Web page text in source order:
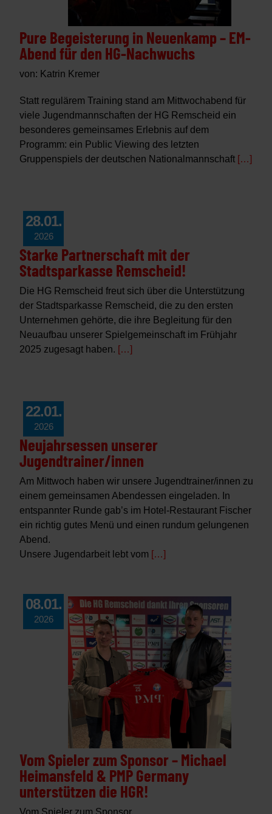
Pure Begeisterung in Neuenkamp – EM-
Abend für den HG-Nachwuchs
von: Katrin Kremer
Statt regulärem Training stand am Mittwochabend für
viele Jugendmannschaften der HG Remscheid ein
besonderes gemeinsames Erlebnis auf dem
Programm: ein Public Viewing des letzten
Gruppenspiels der deutschen Nationalmannschaft […]
28.01.
2026
Starke Partnerschaft mit der
Stadtsparkasse Remscheid!
Die HG Remscheid freut sich über die Unterstützung
der Stadtsparkasse Remscheid, die zu den ersten
Unternehmen gehörte, die ihre Begleitung für den
Neuaufbau unserer Spielgemeinschaft im Frühjahr
2025 zugesagt haben. […]
22.01.
2026
Neujahrsessen unserer
Jugendtrainer/innen
Am Mittwoch haben wir unsere Jugendtrainer/innen zu
einem gemeinsamen Abendessen eingeladen. In
entspannter Runde gab’s im Hotel-Restaurant Fischer
ein richtig gutes Menü und einen rundum gelungenen
Abend.
Unsere Jugendarbeit lebt vom […]
08.01.
2026
Vom Spieler zum Sponsor – Michael
Heimansfeld & PMP Germany
unterstützen die HGR!
Vom Spieler zum Sponsor.